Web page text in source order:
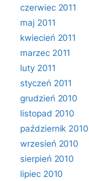
czerwiec 2011
maj 2011
kwiecień 2011
marzec 2011
luty 2011
styczeń 2011
grudzień 2010
listopad 2010
październik 2010
wrzesień 2010
sierpień 2010
lipiec 2010